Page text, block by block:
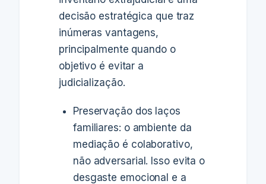
decisão estratégica que traz
inúmeras vantagens,
principalmente quando o
objetivo é evitar a
judicialização.
Preservação dos laços
familiares: o ambiente da
mediação é colaborativo,
não adversarial. Isso evita o
desgaste emocional e a